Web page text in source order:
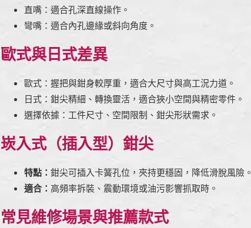
直嘴：適合孔深直線操作。
彎嘴：適合內孔邊緣或斜向角度。
歐式與日式差異
歐式：握把與鉗身較厚重，適合大尺寸與高工況力道。
日式：鉗尖精細、轉換靈活，適合狹小空間與精密零件。
選擇依據：工件尺寸、空間限制、鉗尖形狀需求。
崁入式（插入型）鉗尖
特點： 鉗尖可插入卡簧孔位，夾持更穩固，降低滑脫風險。
適合： 高頻率拆裝、震動環境或油污影響抓取時。
常見維修場景與推薦款式